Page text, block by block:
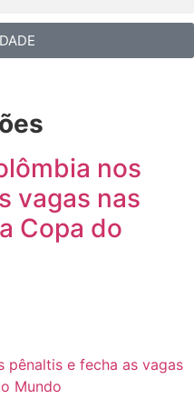
nos
vagas nas
Copa do